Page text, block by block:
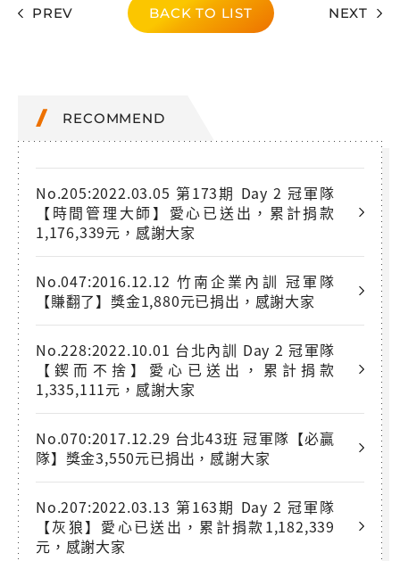
PREV BACK TO LIST NEXT
RECOMMEND
No.205:2022.03.05 第173期 Day 2 冠軍隊
【時間管理大師】愛心已送出，累計捐款
1,176,339元，感謝大家
No.047:2016.12.12 竹南企業內訓 冠軍隊
【賺翻了】獎金1,880元已捐出，感謝大家
No.228:2022.10.01 台北內訓 Day 2 冠軍隊
【鍥而不捨】愛心已送出，累計捐款
1,335,111元，感謝大家
No.070:2017.12.29 台北43班 冠軍隊【必贏
隊】獎金3,550元已捐出，感謝大家
No.207:2022.03.13 第163期 Day 2 冠軍隊
【灰狼】愛心已送出，累計捐款1,182,339
元，感謝大家